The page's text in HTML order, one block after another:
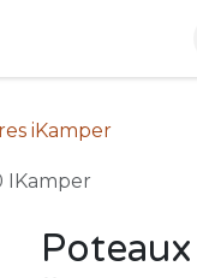
iKamper
IKamper